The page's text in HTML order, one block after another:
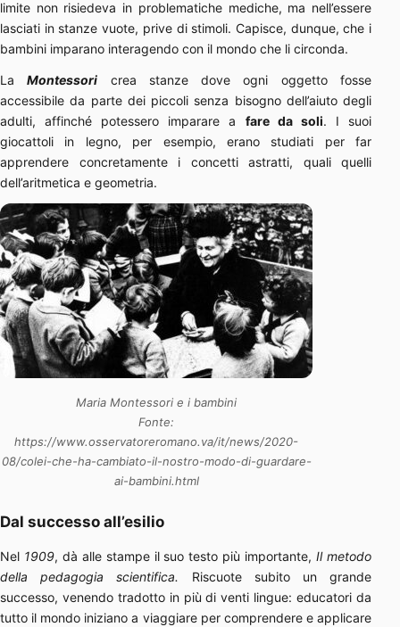
limite non risiedeva in problematiche mediche, ma nell’essere
lasciati in stanze vuote, prive di stimoli. Capisce, dunque, che i
bambini imparano interagendo con il mondo che li circonda.
LaMontessori crea stanze dove ogni oggetto fosse
accessibile da parte dei piccoli senza bisogno dell’aiuto degli
adulti, affinché potessero imparare a fare da soli. I suoi
giocattoli in legno, per esempio, erano studiati per far
apprendere concretamente i concetti astratti, quali quelli
dell’aritmetica e geometria.
Maria Montessori e i bambini
Fonte:
https://www.osservatoreromano.va/it/news/2020-
08/colei-che-ha-cambiato-il-nostro-modo-di-guardare-
ai-bambini.html
Dal successo all’esilio
Nel 1909, dà alle stampe il suo testo più importante,Il metodo
della pedagogia scientifica. Riscuote subito un grande
successo, venendo tradotto in più di venti lingue: educatori da
tutto il mondo iniziano a viaggiare per comprendere e applicare